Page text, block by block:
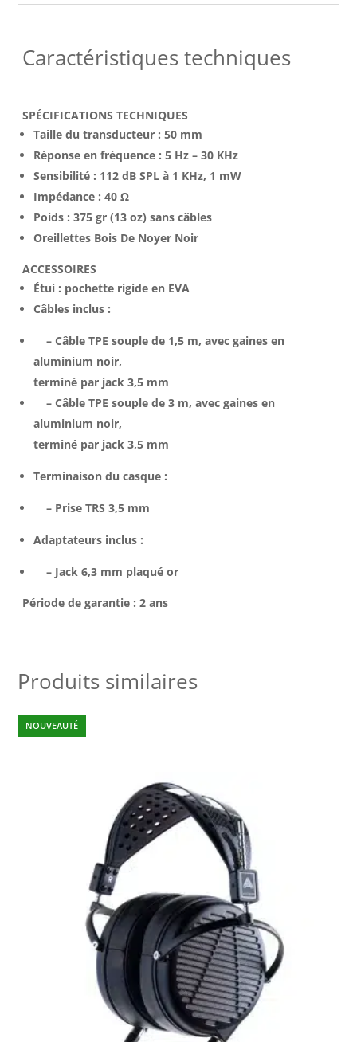
Caractéristiques techniques
SPÉCIFICATIONS TECHNIQUES
Taille du transducteur : 50 mm
Réponse en fréquence : 5 Hz – 30 KHz
Sensibilité : 112 dB SPL à 1 KHz, 1 mW
Impédance : 40 Ω
Poids : 375 gr (13 oz) sans câbles
Oreillettes Bois De Noyer Noir
ACCESSOIRES
Étui : pochette rigide en EVA
Câbles inclus :
– Câble TPE souple de 1,5 m, avec gaines en
aluminium noir,
terminé par jack 3,5 mm
– Câble TPE souple de 3 m, avec gaines en
aluminium noir,
terminé par jack 3,5 mm
Terminaison du casque :
– Prise TRS 3,5 mm
Adaptateurs inclus :
– Jack 6,3 mm plaqué or
Période de garantie : 2 ans
Produits similaires
NOUVEAUTÉ